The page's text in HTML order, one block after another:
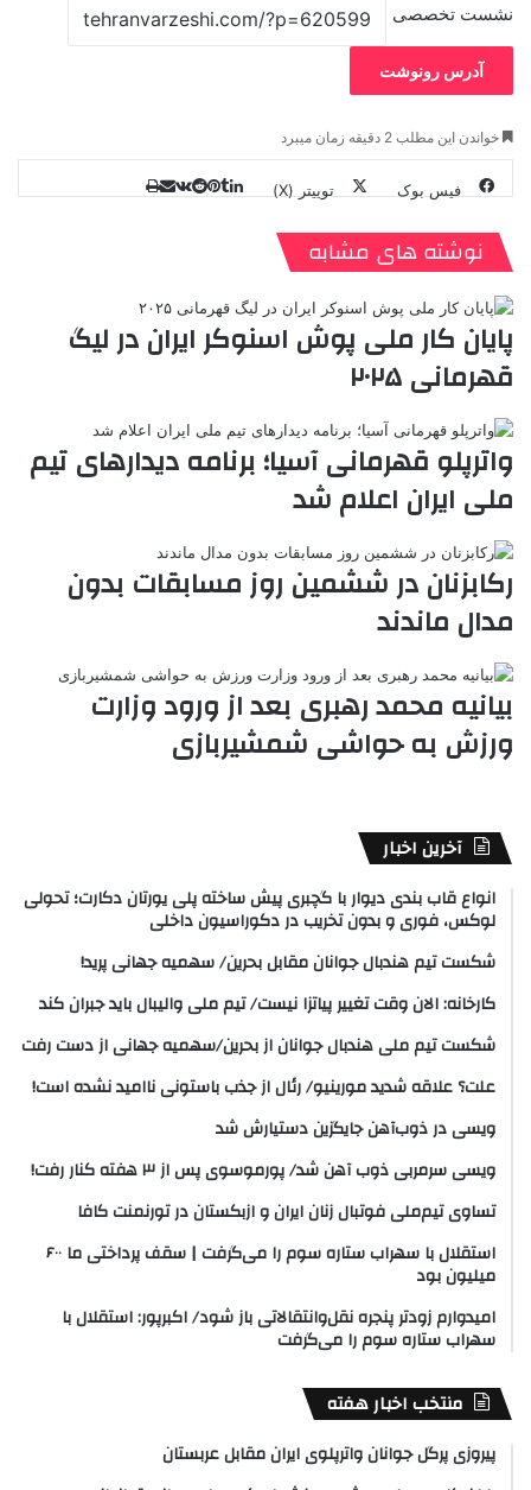
نشست تخصصی
آدرس رونوشت
خواندن این مطلب 2 دقیقه زمان میبرد
فیس بوک توییتر (X)
ی
ن
ل
ر
ر
س
تt
a
ا
م
نوشته های مشابه
پایان کار ملی پوش اسنوکر ایران در لیگ
قهرمانی ۲۰۲۵
واترپلو قهرمانی آسیا؛ برنامه دیدارهای تیم
ملی ایران اعلام شد
رکابزنان در ششمین روز مسابقات بدون
مدال ماندند
بیانیه محمد رهبری بعد از ورود وزارت
ورزش به حواشی شمشیربازی
آخرین اخبار
انواع قاب بندی دیوار با گچبری پیش ساخته پلی یورتان دکارت؛ تحولی
لوکس، فوری و بدون تخریب در دکوراسیون داخلی
شکست تیم هندبال جوانان مقابل بحرین/ سهمیه جهانی پرید!
کارخانه: الان وقت تغییر پیاتزا نیست/ تیم ملی والیبال باید جبران کند
شکست تیم ملی هندبال جوانان از بحرین/سهمیه جهانی از دست رفت
علت؟ علاقه شدید مورینیو/ رئال از جذب باستونی ناامید نشده است!
ویسی در ذوب‌آهن جایگزین دستیارش شد
ویسی سرمربی ذوب آهن شد/ پورموسوی پس از ۳ هفته کنار رفت!
تساوی تیم‌ملی فوتبال زنان ایران و ازبکستان در تورنمنت کافا
استقلال با سهراب ستاره سوم را می‌گرفت | سقف پرداختی ما ۶۰۰
میلیون بود
امیدوارم زودتر پنجره نقل‌وانتقالاتی باز شود/ اکبرپور: استقلال با
سهراب ستاره سوم را می‌گرفت
منتخب اخبار هفته
پیروزی پرگل جوانان واترپلوی ایران مقابل عربستان